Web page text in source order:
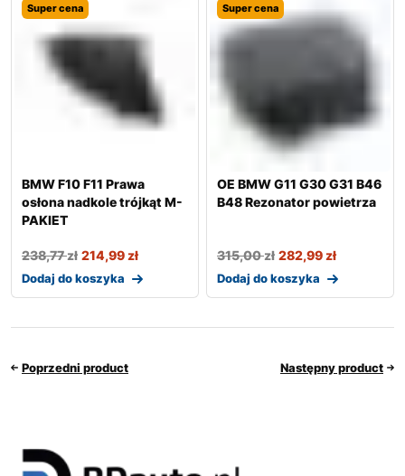
Super cena
BMW F10 F11 Prawa
osłona nadkole trójkąt M-
PAKIET
238,77zł 214,99zł
Dodaj do koszyka
Super cena
OE BMW G11 G30 G31 B46
B48 Rezonator powietrza
315,00zł 282,99zł
Dodaj do koszyka
Poprzedni product Następny product